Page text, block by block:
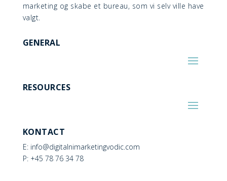
marketing og skabe et bureau, som vi selv ville have
valgt.
GENERAL
RESOURCES
KONTACT
E: info@digitalnimarketingvodic.com
P: +45 78 76 34 78